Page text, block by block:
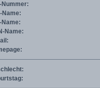
Nummer:
Name:
Name:
Name: